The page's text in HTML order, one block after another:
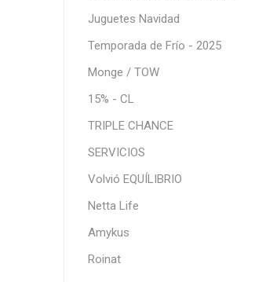
Juguetes Navidad
Temporada de Frío - 2025
Monge / TOW
15% - CL
TRIPLE CHANCE
SERVICIOS
Volvió EQUÍLIBRIO
Netta Life
Amykus
Roinat